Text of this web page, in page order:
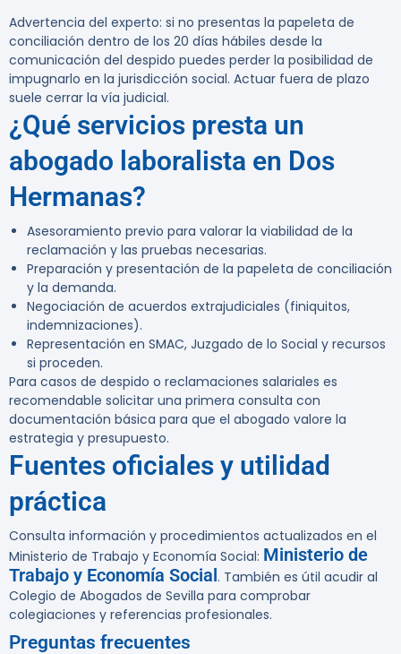
Advertencia del experto: si no presentas la papeleta de
conciliación dentro de los 20 días hábiles desde la
comunicación del despido puedes perder la posibilidad de
impugnarlo en la jurisdicción social. Actuar fuera de plazo
suele cerrar la vía judicial.
¿Qué servicios presta un
abogado laboralista en Dos
Hermanas?
Asesoramiento previo para valorar la viabilidad de la
reclamación y las pruebas necesarias.
Preparación y presentación de la papeleta de conciliación
y la demanda.
Negociación de acuerdos extrajudiciales (finiquitos,
indemnizaciones).
Representación en SMAC, Juzgado de lo Social y recursos
si proceden.
Para casos de despido o reclamaciones salariales es
recomendable solicitar una primera consulta con
documentación básica para que el abogado valore la
estrategia y presupuesto.
Fuentes oficiales y utilidad
práctica
Consulta información y procedimientos actualizados en el
Ministerio de Trabajo y Economía Social: Ministerio de
Trabajo y Economía Social. También es útil acudir al
Colegio de Abogados de Sevilla para comprobar
colegiaciones y referencias profesionales.
Preguntas frecuentes